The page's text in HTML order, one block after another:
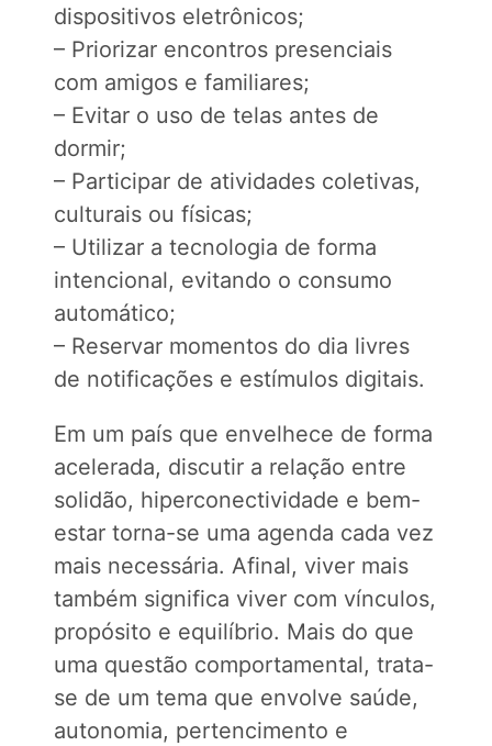
dispositivos eletrônicos;
– Priorizar encontros presenciais
com amigos e familiares;
– Evitar o uso de telas antes de
dormir;
– Participar de atividades coletivas,
culturais ou físicas;
– Utilizar a tecnologia de forma
intencional, evitando o consumo
automático;
– Reservar momentos do dia livres
de notificações e estímulos digitais.
Em um país que envelhece de forma
acelerada, discutir a relação entre
solidão, hiperconectividade e bem-
estar torna-se uma agenda cada vez
mais necessária. Afinal, viver mais
também significa viver com vínculos,
propósito e equilíbrio. Mais do que
uma questão comportamental, trata-
se de um tema que envolve saúde,
autonomia, pertencimento e